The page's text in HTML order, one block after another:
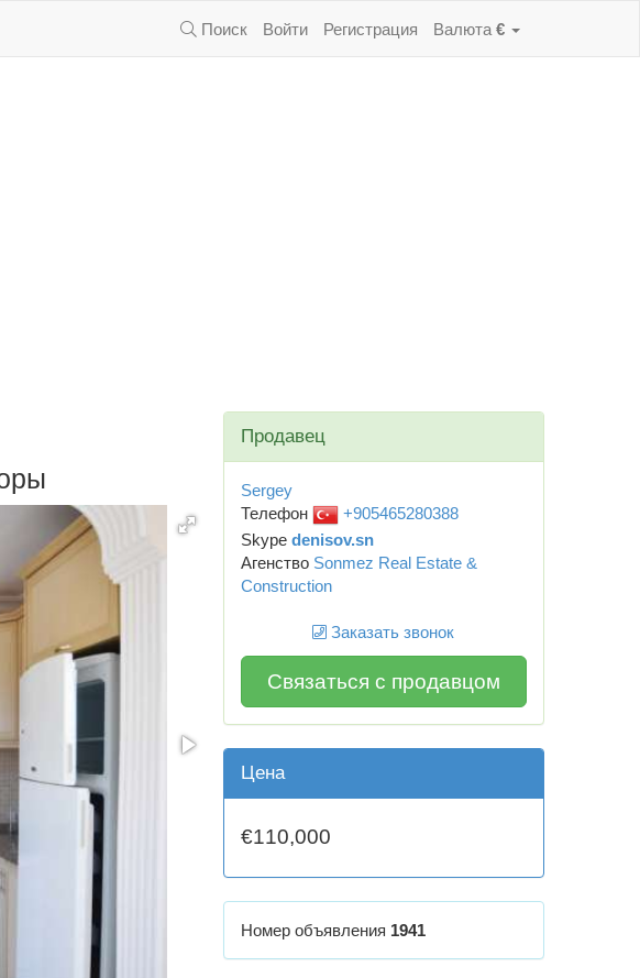
Поиск Войти Регистрация Валюта €
Продавец
Sergey
Телефон
+905465280388
Skype denisov.sn
Агенство Sonmez Real Estate &
Construction
Заказать звонок
Связаться с продавцом
Цена
€110,000
Номер объявления 1941